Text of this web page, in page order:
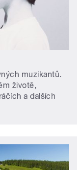
muzikantů.
životě,
a dalších